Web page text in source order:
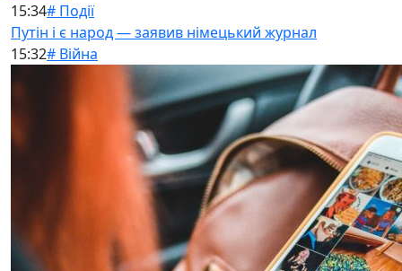
15:34# Події
Путін і є народ — заявив німецький журнал
15:32# Війна